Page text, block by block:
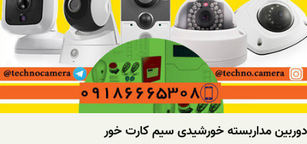
دوربین مداربسته خورشیدی سیم کارت خور